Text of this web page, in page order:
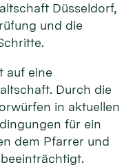
Düsseldorf,
und die
auf eine
Durch die
in aktuellen
für ein
dem Pfarrer und